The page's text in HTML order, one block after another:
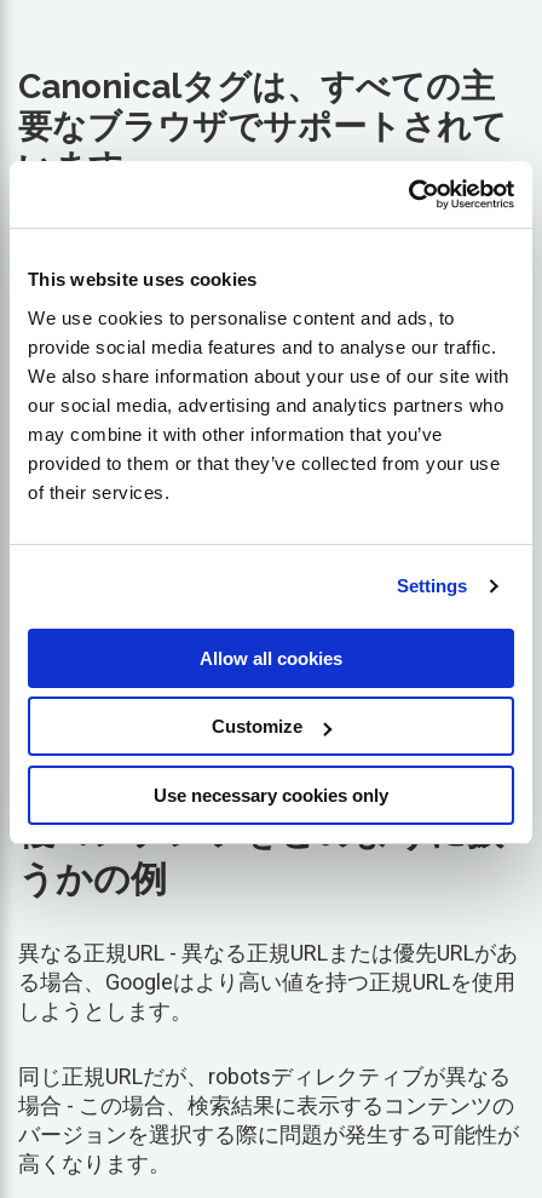
This website uses cookies
We use cookies to personalise content and ads, to
provide social media features and to analyse our traffic.
We also share information about your use of our site with
our social media, advertising and analytics partners who
may combine it with other information that you’ve
provided to them or that they’ve collected from your use
of their services.
Settings
Allow all cookies
Customize
Use necessary cookies only
Canonicalタグは、すべての主
要なブラウザでサポートされて
います。
canonicalタグは、主要な検索エンジンに対してロ
た、canonicalタグは、サイト内のさまざまなページ
で重複して発生する可能性のある、コンテンツの重
複問題を防ぐのにも役立ちます（たとえば、以前の
URLを古いバージョンに向けたままにしている場合
など）。
シンジケーションコンテンツを
管理する
す。検索エンジンがサイト内のページ間の違いを理
解できるように、シンジケートされたコンテンツに
Googleが異なるURLを持つ重
複コンテンツをどのように扱
うかの例
異なる正規URL - 異なる正規URLまたは優先URLがあ
る場合、Googleはより高い値を持つ正規URLを使用
しようとします。
同じ正規URLだが、robotsディレクティブが異なる
場合 - この場合、検索結果に表示するコンテンツの
バージョンを選択する際に問題が発生する可能性が
高くなります。